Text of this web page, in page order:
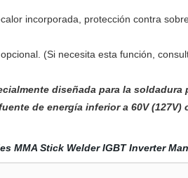
incorporada, protección contra
(Si necesita esta función,
diseñada para la
de energía inferior a 60V